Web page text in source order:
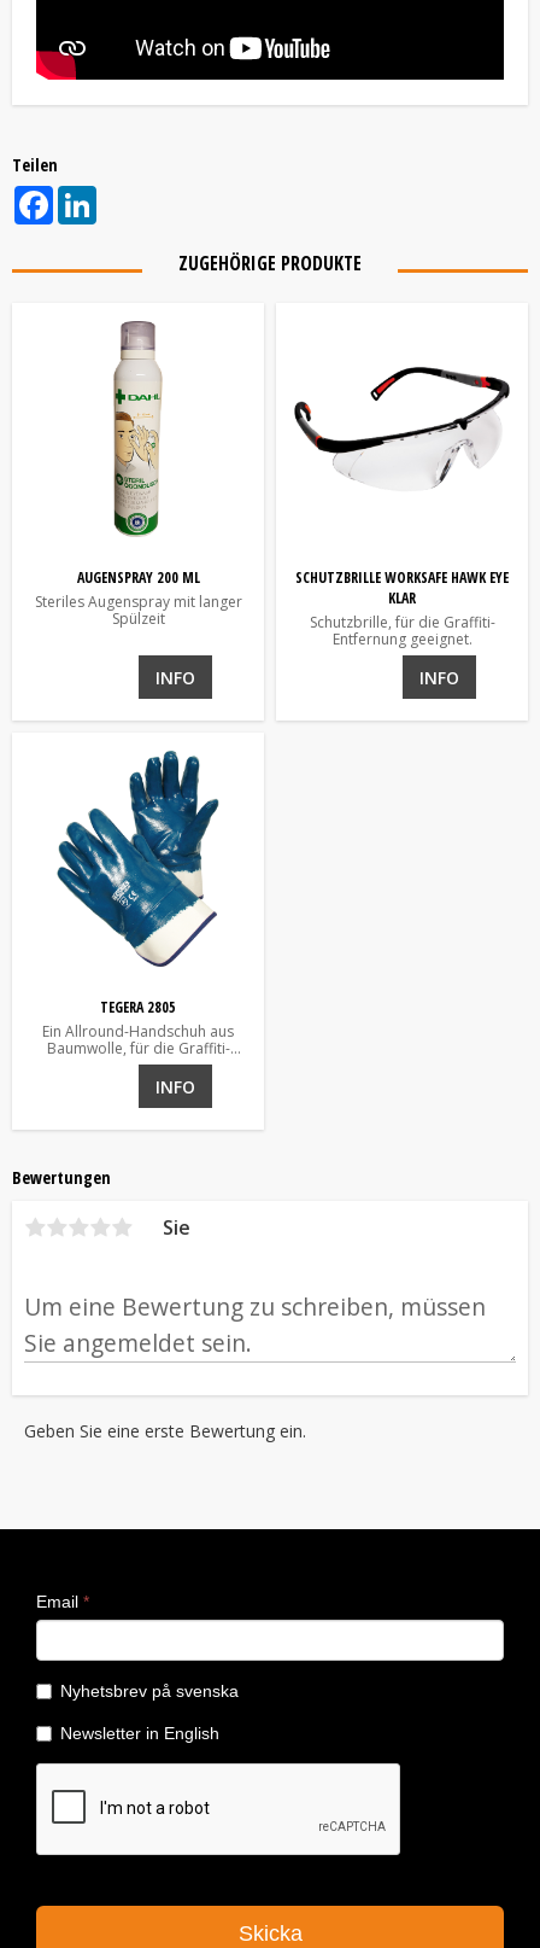
Teilen
Facebook
Bewertungen
Sie
Geben Sie eine erste Bewertung ein.
ZUGEHÖRIGE PRODUKTE
AUGENSPRAY 200 ML
Steriles Augenspray mit langer
Spülzeit
INFO
SCHUTZBRILLE WORKSAFE HAWK EYE
KLAR
Schutzbrille, für die Graffiti-
Entfernung geeignet.
INFO
TEGERA 2805
Ein Allround-Handschuh aus
Baumwolle, für die Graffiti-
Entfernung geeignet
INFO